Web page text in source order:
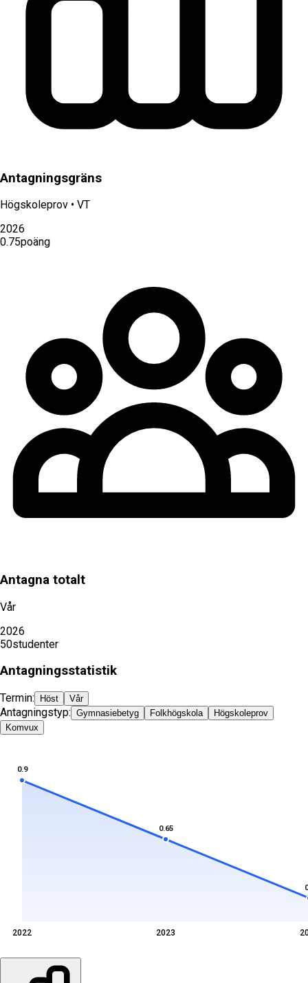
Antagningsgräns
Högskoleprov • VT
2026
0.75poäng
Antagna totalt
Vår
2026
50studenter
Antagningsstatistik
Termin: Höst Vår
Antagningstyp: Gymnasiebetyg Folkhögskola
Högskoleprov
Komvux
0.9
0.65
2022 2023